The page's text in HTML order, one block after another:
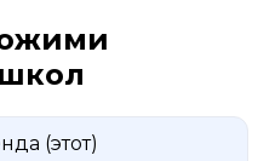
(этот)